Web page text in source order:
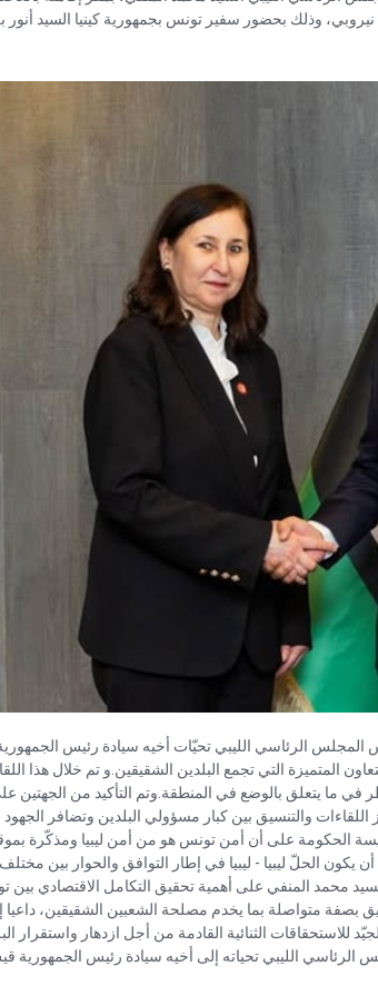
نيروبي، وذلك بحضور سفير تونس بجمهورية كينيا السيد
الرئاسي الليبي تحيّات أخيه سيادة رئيس الجمهورية
المتميزة التي تجمع البلدين الشقيقين.و تم خلال هذا
في ما يتعلق بالوضع في المنطقة.وتم التأكيد من الجهتين
اللقاءات والتنسيق بين كبار مسؤولي البلدين وتضافر
الحكومة على أن أمن تونس هو من أمن ليبيا ومذكّرة
الحلّ ليبيا - ليبيا في إطار التوافق والحوار بين
محمد المنفي على أهمية تحقيق التكامل الاقتصادي بين
متواصلة بما يخدم مصلحة الشعبين الشقيقين، داعيا
للاستحقاقات الثنائية القادمة من أجل ازدهار واستقرار
الرئاسي الليبي تحياته إلى أخيه سيادة رئيس الجمهورية